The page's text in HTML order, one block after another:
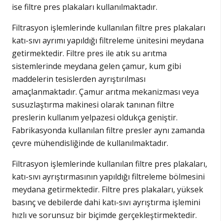
ise filtre pres plakaları kullanılmaktadır.
Filtrasyon işlemlerinde kullanılan filtre pres plakaları
katı-sıvı ayrımı yapıldığı filtreleme ünitesini meydana
getirmektedir. Filtre pres ile atık su arıtma
sistemlerinde meydana gelen çamur, kum gibi
maddelerin tesislerden ayrıştırılması
amaçlanmaktadır. Çamur arıtma mekanizması veya
susuzlaştırma makinesi olarak tanınan filtre
preslerin kullanım yelpazesi oldukça geniştir.
Fabrikasyonda kullanılan filtre presler aynı zamanda
çevre mühendisliğinde de kullanılmaktadır.
Filtrasyon işlemlerinde kullanılan filtre pres plakaları,
katı-sıvı ayrıştırmasının yapıldığı filtreleme bölmesini
meydana getirmektedir. Filtre pres plakaları, yüksek
basınç ve debilerde dahi katı-sıvı ayrıştırma işlemini
hızlı ve sorunsuz bir biçimde gerçekleştirmektedir.